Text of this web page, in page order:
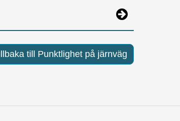
till Punktlighet på järnväg